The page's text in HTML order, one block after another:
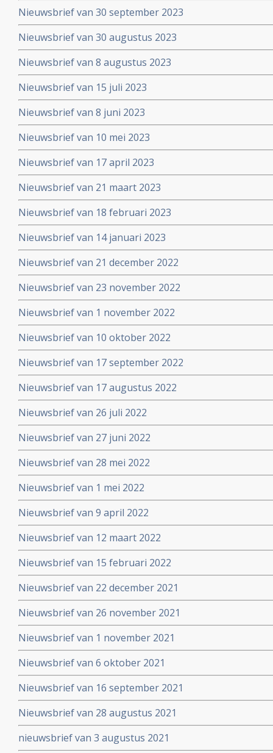
Nieuwsbrief van 30 september 2023
Nieuwsbrief van 30 augustus 2023
Nieuwsbrief van 8 augustus 2023
Nieuwsbrief van 15 juli 2023
Nieuwsbrief van 8 juni 2023
Nieuwsbrief van 10 mei 2023
Nieuwsbrief van 17 april 2023
Nieuwsbrief van 21 maart 2023
Nieuwsbrief van 18 februari 2023
Nieuwsbrief van 14 januari 2023
Nieuwsbrief van 21 december 2022
Nieuwsbrief van 23 november 2022
Nieuwsbrief van 1 november 2022
Nieuwsbrief van 10 oktober 2022
Nieuwsbrief van 17 september 2022
Nieuwsbrief van 17 augustus 2022
Nieuwsbrief van 26 juli 2022
Nieuwsbrief van 27 juni 2022
Nieuwsbrief van 28 mei 2022
Nieuwsbrief van 1 mei 2022
Nieuwsbrief van 9 april 2022
Nieuwsbrief van 12 maart 2022
Nieuwsbrief van 15 februari 2022
Nieuwsbrief van 22 december 2021
Nieuwsbrief van 26 november 2021
Nieuwsbrief van 1 november 2021
Nieuwsbrief van 6 oktober 2021
Nieuwsbrief van 16 september 2021
Nieuwsbrief van 28 augustus 2021
nieuwsbrief van 3 augustus 2021